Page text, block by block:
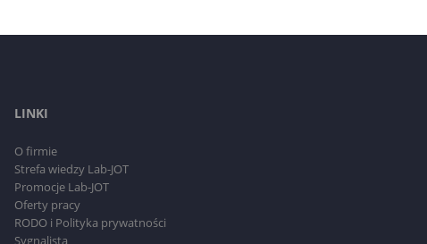
LINKI
O firmie
Strefa wiedzy Lab-JOT
Promocje Lab-JOT
Oferty pracy
RODO i Polityka prywatności
Sygnalista